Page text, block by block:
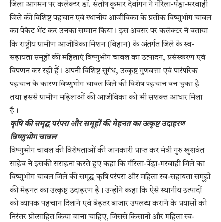
जिला आगमन पर कलेक्टर डॉ. संतोष कुमार देवांगन ने गौरेला-पेंड्रा-मरवाही
जिले की विशिष्ट पहचान एवं स्थानीय आजीविका के प्रतीक विष्णुभोग चावल
का पैकेट भेंट कर उनका सम्मान किया। इस अवसर पर कलेक्टर ने बताया
कि राष्ट्रीय ग्रामीण आजीविका मिशन (बिहान) के अंतर्गत जिले के स्व-
सहायता समूहों की महिलाएं विष्णुभोग चावल का उत्पादन, प्रसंस्करण एवं
विपणन कर रही हैं। अपनी विशिष्ट सुगंध, उत्कृष्ट गुणवत्ता एवं पारंपरिक
पहचान के कारण विष्णुभोग चावल जिले की विशेष पहचान बन चुका है
तथा इससे ग्रामीण महिलाओं की आजीविका को भी सशक्त आधार मिला
है।
कृषि की समृद्ध परंपरा और समूहों की मेहनत का उत्कृष्ट उदाहरण
विष्णुभोग चावल
विष्णुभोग चावल की विशेषताओं की जानकारी प्राप्त कर मंत्री गुरु खुशवंत
साहेब ने इसकी सराहना करते हुए कहा कि गौरेला-पेंड्रा-मरवाही जिले का
विष्णुभोग चावल जिले की समृद्ध कृषि परंपरा और महिला स्व-सहायता समूहों
की मेहनत का उत्कृष्ट उदाहरण है। उन्होंने कहा कि ऐसे स्थानीय उत्पादों
को व्यापक पहचान दिलाने एवं बेहतर बाजार उपलब्ध कराने के प्रयासों को
निरंतर प्रोत्साहित किया जाना चाहिए, जिससे किसानों और महिला स्व-